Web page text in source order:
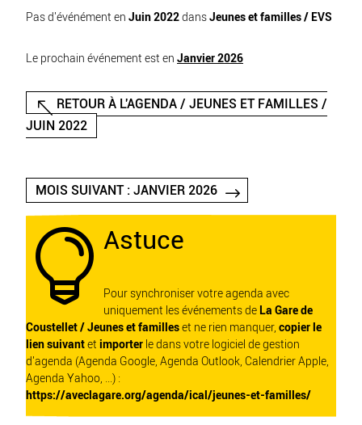
Pas d'événément en Juin 2022dansJeunes et familles / EVS
Le prochain événement est en Janvier 2026
RETOUR À L'AGENDA / JEUNES ET FAMILLES /
JUIN 2022
MOIS SUIVANT : JANVIER 2026
 Astuce
Pour synchroniser votre agenda avec
uniquement les événements de La Gare de
Coustellet / Jeunes et familleset ne rien manquer, copier le
lien suivantet importer le dans votre logiciel de gestion
d'agenda (Agenda Google, Agenda Outlook, Calendrier Apple,
Agenda Yahoo, ...) :
https://aveclagare.org/agenda/ical/jeunes-et-familles/